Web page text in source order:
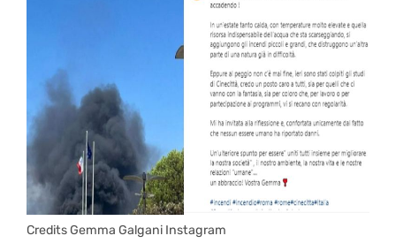
Credits Gemma Galgani Instagram